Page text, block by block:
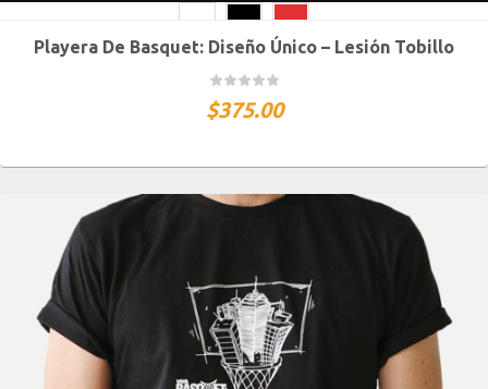
CH M G XG XXG
Playera De Basquet: Diseño Único – Lesión Tobillo
$375.00